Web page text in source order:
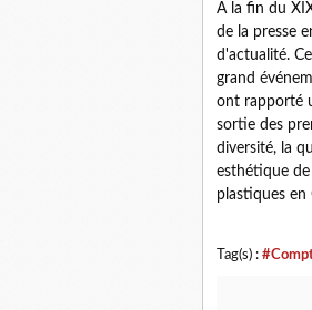
A la fin du
de la presse
d'actualité.
grand
ont rapporté
sortie des
diversité, la
esthétique
plastiques en
Tag(s) :